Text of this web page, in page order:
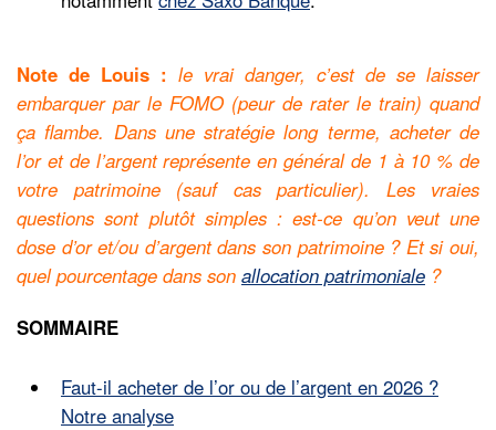
Note de Louis : le vrai danger, c’est de se laisser
embarquer par le FOMO (peur de rater le train) quand
ça flambe. Dans une stratégie long terme, acheter de
l’or et de l’argent représente en général de 1 à 10 % de
votre patrimoine (sauf cas particulier). Les vraies
questions sont plutôt simples : est-ce qu’on veut une
dose d’or et/ou d’argent dans son patrimoine ? Et si oui,
quel pourcentage dans son allocation patrimoniale ?
SOMMAIRE
Faut-il acheter de l’or ou de l’argent en 2026 ?
Notre analyse